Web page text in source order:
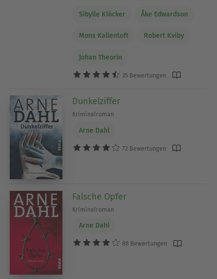
Sibylle Klöcker Åke Edwardson
Mons Kallentoft Robert Kviby
Johan Theorin
35 Bewertungen
Dunkelziffer
Kriminalroman
Arne Dahl
72 Bewertungen
Falsche Opfer
Kriminalroman
Arne Dahl
88 Bewertungen